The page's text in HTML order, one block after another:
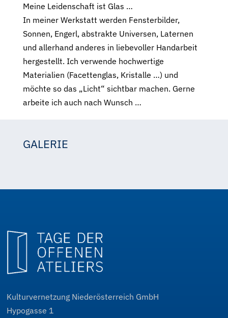
Meine Leidenschaft ist Glas …
In meiner Werkstatt werden Fensterbilder,
Sonnen, Engerl, abstrakte Universen, Laternen
und allerhand anderes in liebevoller Handarbeit
hergestellt. Ich verwende hochwertige
Materialien (Facettenglas, Kristalle …) und
möchte so das „Licht“ sichtbar machen. Gerne
arbeite ich auch nach Wunsch …
GALERIE
Kulturvernetzung Niederösterreich GmbH
Hypogasse 1